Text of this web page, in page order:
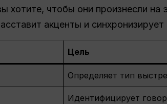
хотите, чтобы они произнесли на
акценты и синхронизирует
Цель
Определяет тип
Идентифицирует